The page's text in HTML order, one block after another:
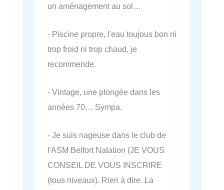
un aménagement au sol…
- Piscine propre, l'eau toujous bon ni
trop froid ni trop chaud, je
recommende.
- Vintage, une plongée dans les
années 70… Sympa.
- Je suis nageuse dans le club de
l'ASM Belfort Natation (JE VOUS
CONSEIL DE VOUS INSCRIRE
(tous niveaux). Rien à dire. La